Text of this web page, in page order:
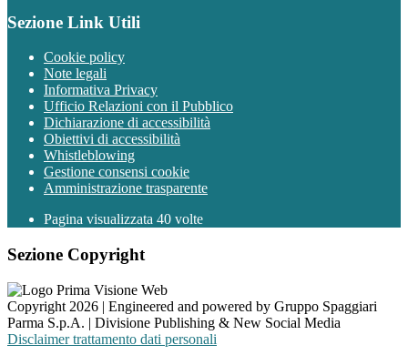
Sezione Link Utili
Cookie policy
Note legali
Informativa Privacy
Ufficio Relazioni con il Pubblico
Dichiarazione di accessibilità
Obiettivi di accessibilità
Whistleblowing
Gestione consensi cookie
Amministrazione trasparente
Pagina visualizzata 40 volte
Sezione Copyright
Copyright 2026 | Engineered and powered by Gruppo Spaggiari
Parma S.p.A. | Divisione Publishing & New Social Media
Disclaimer trattamento dati personali